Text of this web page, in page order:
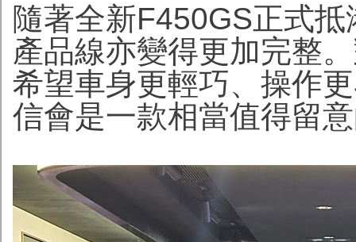
隨著全新F450GS正式
產品線亦變得更加完整
希望車身更輕巧、操作
信會是一款相當值得留